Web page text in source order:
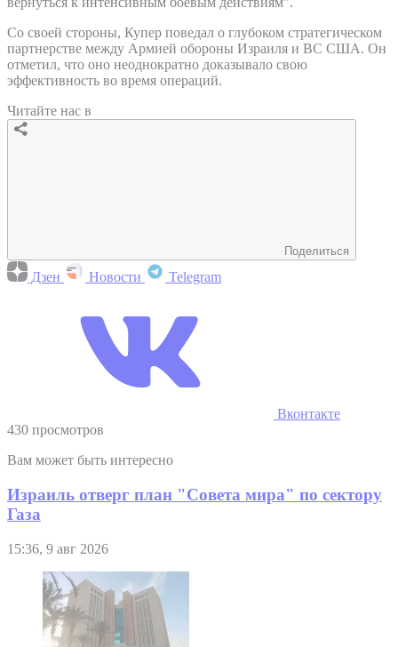
Со своей стороны, Купер поведал о глубоком стратегическом
партнерстве между Армией обороны Израиля и ВС США. Он
отметил, что оно неоднократно доказывало свою
эффективность во время операций.
Читайте нас в
Поделиться
Дзен Новости Telegram
Вконтакте
430 просмотров
Вам может быть интересно
Израиль отверг план "Совета мира" по сектору
Газа
15:36, 9 авг 2026